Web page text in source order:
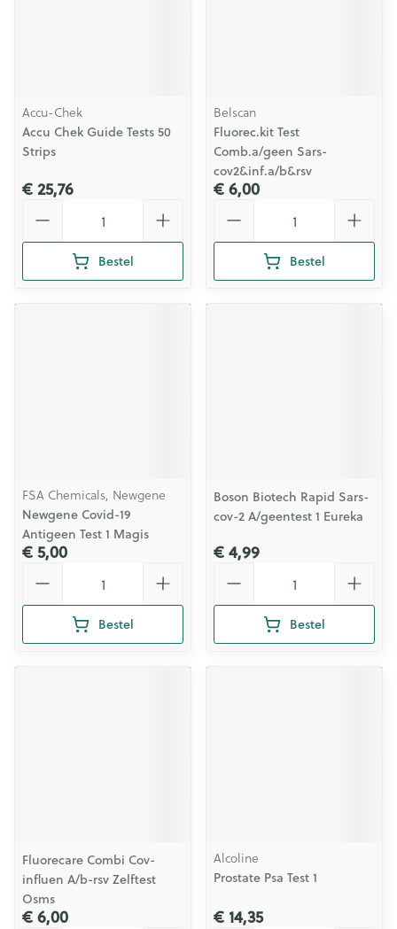
Accu-Chek
Accu Chek Guide Tests 50
Strips
€ 25,76
Bestel
Belscan
Fluorec.kit Test
Comb.a/geen Sars-
cov2&inf.a/b&rsv
€ 6,00
Bestel
FSA Chemicals, Newgene
Newgene Covid-19
Antigeen Test 1 Magis
€ 5,00
Bestel
Boson Biotech Rapid Sars-
cov-2 A/geentest 1 Eureka
€ 4,99
Bestel
Fluorecare Combi Cov-
influen A/b-rsv Zelftest
Osms
€ 6,00
Alcoline
Prostate Psa Test 1
€ 14,35